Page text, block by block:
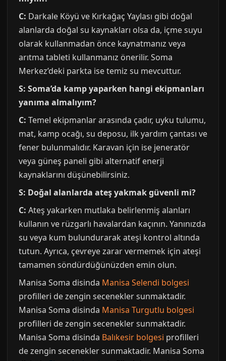
C: Darkale Köyü ve Kırkağaç Yaylası gibi doğal
alanlarda doğal su kaynakları olsa da, içme suyu
olarak kullanmadan önce kaynatmanız veya
arıtma tableti kullanmanız önerilir. Soma
Merkez’deki parkta ise temiz su mevcuttur.
S: Soma’da kamp yaparken hangi ekipmanları
yanıma almalıyım?
C: Temel ekipmanlar arasında çadır, uyku tulumu,
mat, kamp ocağı, su deposu, ilk yardım çantası ve
fener bulunmalıdır. Karavan için ise jeneratör
veya güneş paneli gibi alternatif enerji
kaynaklarını düşünebilirsiniz.
S: Doğal alanlarda ateş yakmak güvenli mi?
C: Ateş yakarken mutlaka belirlenmiş alanları
kullanın ve rüzgarlı havalardan kaçının. Yanınızda
su veya kum bulundurarak ateşi kontrol altında
tutun. Ayrıca, çevreye zarar vermemek için ateşi
tamamen söndürdüğünüzden emin olun.
Manisa Soma disinda Manisa Selendi bolgesi
profilleri de zengin secenekler sunmaktadir.
Manisa Soma disinda Manisa Turgutlu bolgesi
profilleri de zengin secenekler sunmaktadir.
Manisa Soma disinda Balıkesir bolgesi profilleri
de zengin secenekler sunmaktadir. Manisa Soma